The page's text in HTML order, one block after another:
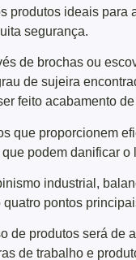
produtos ideais para
segurança.
de brochas ou
de sujeira
feito acabamento
que proporcionem
podem danificar o
industrial,
pontos
de produtos será de
de trabalho e